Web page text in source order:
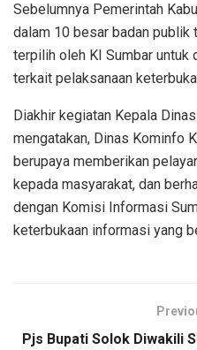
Sebelumnya Pemerintah
dalam 10 besar badan
terpilih oleh KI Sumbar
terkait pelaksanaan
Diakhir kegiatan Kepala
mengatakan, Dinas Kominfo
berupaya memberikan
kepada masyarakat, dan
dengan Komisi Informasi
keterbukaan informasi yang
Pjs Bupati Solok Diwakili